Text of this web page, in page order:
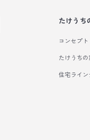
たけうち
コンセプト
たけうち
住宅ライン